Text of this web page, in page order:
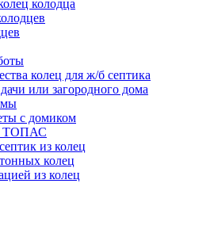
колодца
колец для ж/б септика
или загородного дома
с домиком
ТОПАС
из колец
колец
из колец